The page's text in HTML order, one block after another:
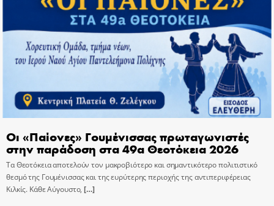
Οι «Παίονες» Γουμένισσας πρωταγωνιστές
στην παράδοση στα 49α Θεοτόκεια 2026
Τα Θεοτόκεια αποτελούν τον μακροβιότερο και σημαντικότερο πολιτιστικό
θεσμό της Γουμένισσας και της ευρύτερης περιοχής της αντιπεριφέρειας
Κιλκίς. Κάθε Αύγουστο, […]